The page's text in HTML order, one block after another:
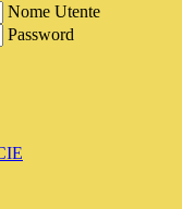
Nome Utente
Password